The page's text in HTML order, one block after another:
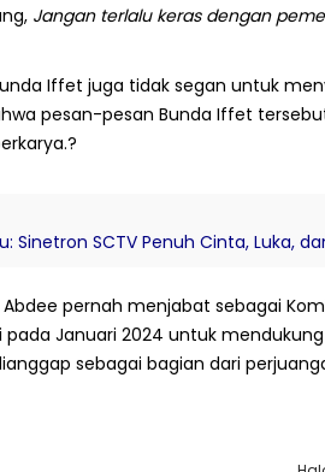
Jangan terlalu keras dengan
Iffet juga tidak segan untuk
pesan-pesan Bunda Iffet
Sinetron SCTV Penuh Cinta, Luka,
pernah menjabat sebagai
Januari 2024 untuk
sebagai bagian dari